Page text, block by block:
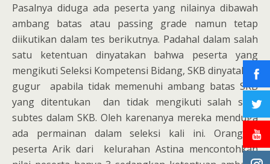
Pasalnya diduga ada peserta yang nilainya dibawah
ambang batas atau passing grade namun tetap
diikutikan dalam tes berikutnya. Padahal dalam salah
satu ketentuan dinyatakan bahwa peserta yang
mengikuti Seleksi Kompetensi Bidang, SKB dinyatakan
gugur apabila tidak memenuhi ambang batas SKB
yang ditentukan dan tidak mengikuti salah satu
subtes dalam SKB. Oleh karenanya mereka menduga
ada permainan dalam seleksi kali ini. Orangtua
peserta Arik dari kelurahan Astina mencontohkan